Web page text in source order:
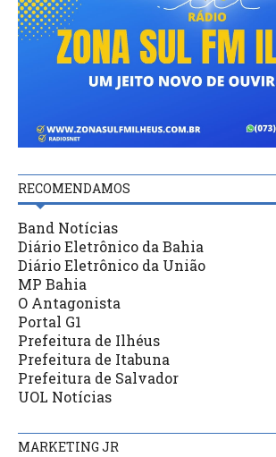
RECOMENDAMOS
Band Notícias
Diário Eletrônico da Bahia
Diário Eletrônico da União
MP Bahia
O Antagonista
Portal G1
Prefeitura de Ilhéus
Prefeitura de Itabuna
Prefeitura de Salvador
UOL Notícias
MARKETING JR